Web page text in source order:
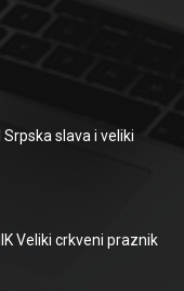
Srpska slava i veliki
Veliki crkveni praznik